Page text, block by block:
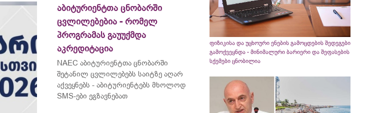
აბიტურიენტთა ცნობარში
ცვლილებებია - რომელ
პროგრამას გაუუქმდა
აკრედიტაცია
NAEC აბიტურიენტთა ცნობარში
შეტანილ ცვლილებებს საიტზე აღარ
აქვეყნებს - აბიტურიენტებს მხოლოდ
SMS-ები ეგზავნებათ
ფიზიკისა და უცხოური ენების გამოცდების შედეგები
გამოქვეყნდა - მინიმალური ბარიერი და შეფასების
სქემები ცნობილია